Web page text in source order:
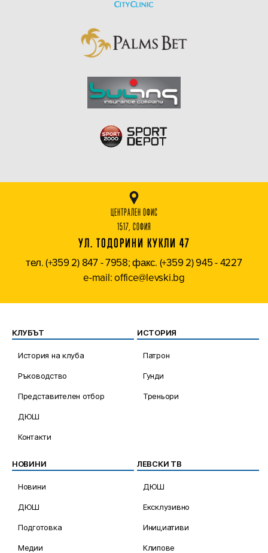
ЦЕНТРАЛЕН ОФИС
1517, СОФИЯ
УЛ. ТОДОРИНИ КУКЛИ 47
тел. (+359 2) 847 - 7958; факс. (+359 2) 945 - 4227
e-mail: office@levski.bg
КЛУБЪТ
История на клуба
Ръководство
Представителен отбор
ДЮШ
Контакти
ИСТОРИЯ
Патрон
Гунди
Треньори
НОВИНИ
Новини
ДЮШ
Подготовка
Медии
ЛЕВСКИ ТВ
ДЮШ
Ексклузивно
Инициативи
Клипове